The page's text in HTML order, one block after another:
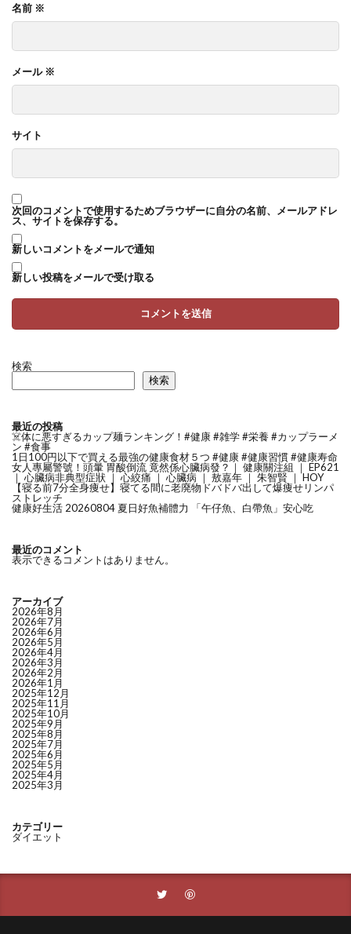
名前 ※
メール ※
サイト
次回のコメントで使用するためブラウザーに自分の名前、メールアドレ
ス、サイトを保存する。
新しいコメントをメールで通知
新しい投稿をメールで受け取る
検索
検索
最近の投稿
☠️体に悪すぎるカップ麺ランキング！#健康 #雑学 #栄養 #カップラーメ
ン #食事
1日100円以下で買える最強の健康食材５つ #健康 #健康習慣 #健康寿命
女人專屬警號！頭暈 胃酸倒流 竟然係心臟病發？｜ 健康關注組 ｜ EP621
｜ 心臟病非典型症狀 ｜ 心絞痛 ｜ 心臟病 ｜ 敖嘉年 ｜ 朱智賢 ｜ HOY
【寝る前7分全身痩せ】寝てる間に老廃物ドバドバ出して爆痩せリンパ
ストレッチ
健康好生活 20260804 夏日好魚補體力 「午仔魚、白帶魚」安心吃
最近のコメント
表示できるコメントはありません。
アーカイブ
2026年8月
2026年7月
2026年6月
2026年5月
2026年4月
2026年3月
2026年2月
2026年1月
2025年12月
2025年11月
2025年10月
2025年9月
2025年8月
2025年7月
2025年6月
2025年5月
2025年4月
2025年3月
カテゴリー
ダイエット